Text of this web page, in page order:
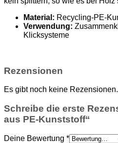
Material: Recycling-PE-
Verwendung:
Klicksysteme
Rezensionen
Es gibt noch keine Rezensionen.
Schreibe die erste
aus PE-Kunststoff“
Deine Bewertung *